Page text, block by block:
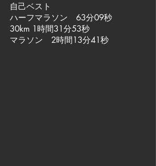
自己ベスト
ハーフマラソン 63分09秒
30km 1時間31分53秒
マラソン 2時間13分41秒